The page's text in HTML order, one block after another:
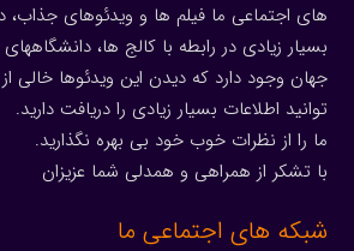
های اجتماعی ما فیلم ها و ویدئوهای جذاب،
بسیار زیادی در رابطه با کالج ها،
جهان وجود دارد که دیدن این ویدئوها
توانید اطلاعات بسیار زیادی را دریافت دارید.
ما را از نظرات خوب خود بی بهره نگذارید.
با تشکر از همراهی و همدلی شما عزیزان
شبکه های اجتماعی ما